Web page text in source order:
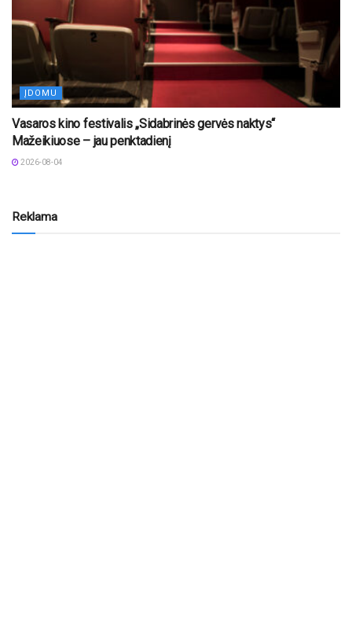
ĮDOMU
Vasaros kino festivalis „Sidabrinės gervės naktys“
Mažeikiuose – jau penktadienį
2026-08-04
Reklama